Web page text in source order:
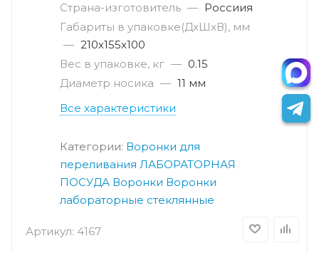
Артикул: 4167
Страна-изготовитель — Россиия
Габариты в упаковке(ДxШxВ), мм
— 210х155х100
Вес в упаковке, кг — 0.15
Диаметр носика — 11 мм
Все характеристики
Категории: Воронки для
переливания ЛАБОРАТОРНАЯ
ПОСУДА Воронки Воронки
лабораторные стеклянные